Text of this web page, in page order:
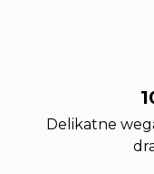
Delikatne